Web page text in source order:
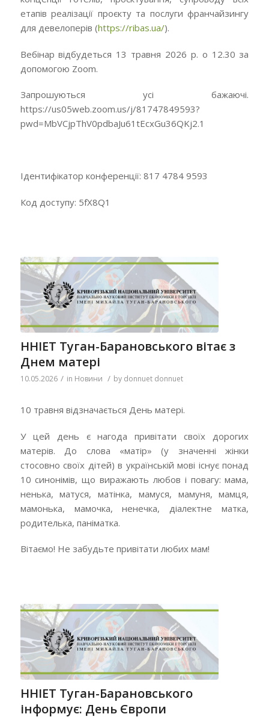
етапів реалізації проєкту та послуги франчайзингу
для девелоперів (https://ribas.ua/).
Вебінар відбудеться 13 травня 2026 р. о 12.30 за
допомогою Zoom.
Запрошуються усі бажаючі.
https://us05web.zoom.us/j/81747849593?
pwd=MbVCjpThV0pdbaJu61tEcxGu36QKj2.1
Ідентифікатор конференції: 817 4784 9593
Код доступу: 5fX8Q1
ННІЕТ Туган-Барановського вітає з
Днем матері
10.05.2026 / in Новини / by donnuet donnuet
10 травня відзначається День матері.
У цей день є нагода привітати своїх дорогих
матерів. До слова «матір» (у значенні жінки
стосовно своїх дітей) в українській мові існує понад
10синонімів, що виражають любов і повагу: мама,
ненька, матуся, матінка, мамуся, мамуня, мамця,
мамонька, мамочка, ненечка, діалектне матка,
родителька, паніматка.
Вітаємо! Не забудьте привітати любих мам!
ННІЕТ Туган-Барановського
інформує: День Європи